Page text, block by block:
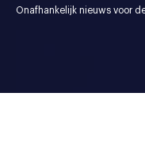
Onafhankelijk nieuws voor